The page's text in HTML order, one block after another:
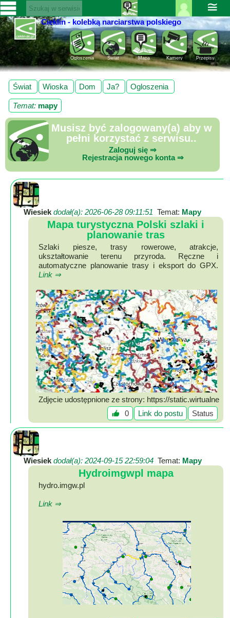
SERWISY
CIEKLIN-
SKI.PL
Wiadomości
Kultura
Sport
Fotorelacja
Pogoda
Z
regionu
Narty
Ciekawostki
Informacje
Przydatne
Instytucje
Organizacje
Historia
Okolica
Zaloguj
się ››
Rejestracja
Pomoc
≅
Cieklin - kolebką narciarstwa polskiego
Przepisy
Kamery
Mapa
Świat
Ogloszenia
Świat Wioska Dom Ja? Ogloszenia
Temat: mapy
Musisz być zalogowany(a) aby w
pełni korzystać z serwisu..
Zaloguj się ⇒
Rejestracja nowego konta ⇒
Wiesiek dodał(a): 2026-06-28 09:11:51 Temat: Mapy
Mapa turystyczna Polski szlaki i
planowanie tras
Szlaki piesze, trasy rowerowe, atrakcje,
ukształtowanie terenu przyroda. Ręczne i
automatyczne planowanie trasy i eksport do GPX.
Link ⇒
Zdjęcie udostępnione ze strony: https://static.wirtualne
szlaki.pl/?url=https://mapa.wirtualneszlaki.pl/?type=stat
Status
Link do postu
0
Wiesiek dodał(a): 2024-09-15 22:59:04 Temat: Mapy
Hydroimgwpl mapa
hydro.imgw.pl
Link ⇒